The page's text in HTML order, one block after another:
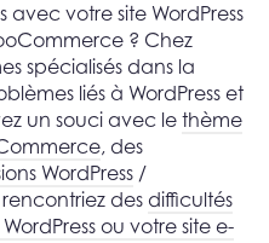
avec votre site WordPress
? Chez
spécialisés dans la
liés à WordPress et
un souci avec le thème
, des
WordPress /
desdifficultés
ou votre site e-